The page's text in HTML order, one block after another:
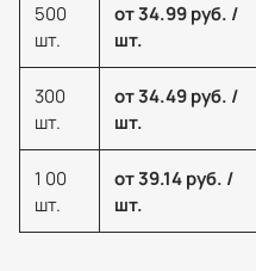
500
шт.
от 34.99 руб. /
шт.
300
шт.
от 34.49 руб. /
шт.
1 00
шт.
от 39.14 руб. /
шт.